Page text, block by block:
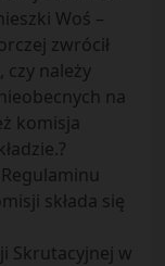
Woś –
zwrócił
czy należy
na
komisja
składa się
Skrutacyjnej w